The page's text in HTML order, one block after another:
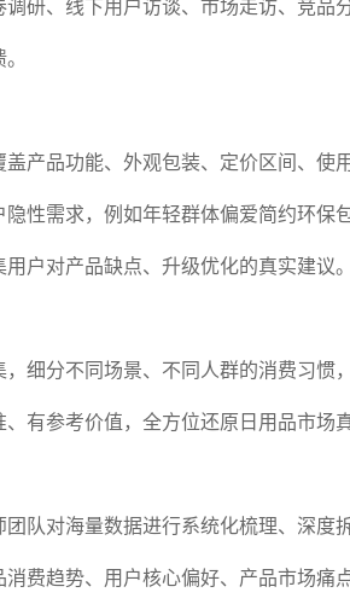
研、线下用户访谈、市场走访、竞品
产品功能、外观包装、定价区间、使
性需求，例如年轻群体偏爱简约环保
户对产品缺点、升级优化的真实建议。
细分不同场景、不同人群的消费习惯
有参考价值，全方位还原日用品市场
队对海量数据进行系统化梳理、深度
费趋势、用户核心偏好、产品市场痛